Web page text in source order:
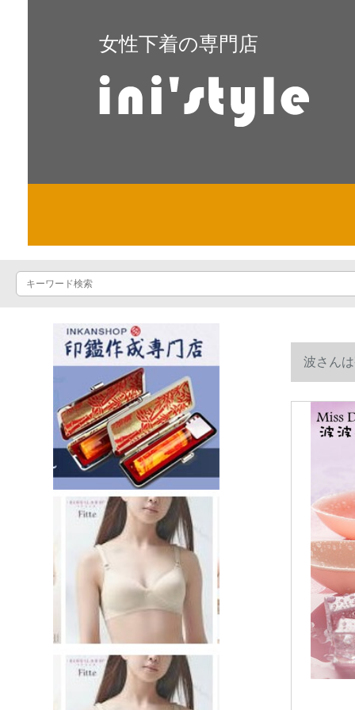
女性下着の専門店
波さん
ます。